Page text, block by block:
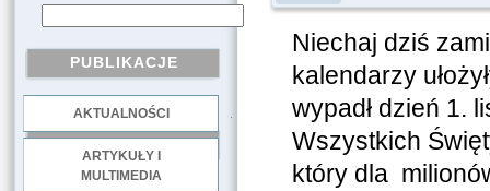
PUBLIKACJE
AKTUALNOŚCI
ARTYKUŁY I
MULTIMEDIA
Niechaj dziś
kalendarzy
wypadł dzień 1.
Wszystkich
który dla